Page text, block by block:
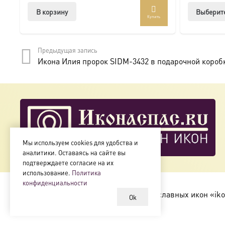
В корзину
Купить
Предыдущая запись
Икона Илия пророк SIDM-3432 в подарочной
Магазин православных икон
Мы используем cookies для удобства и
аналитики. Оставаясь на сайте вы
подтверждаете согласие на их
использование. Политика
конфиденциальности
Ok